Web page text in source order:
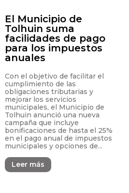
El Municipio de
Tolhuin suma
facilidades de pago
para los impuestos
anuales
Con el objetivo de facilitar el
cumplimiento de las
obligaciones tributarias y
mejorar los servicios
municipales, el Municipio de
Tolhuin anunció una nueva
campaña que incluye
bonificaciones de hasta el 25%
en el pago anual de impuestos
municipales y opciones de...
Leer más